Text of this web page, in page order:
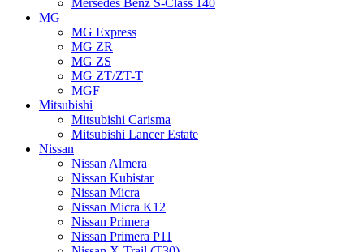
MG
MG Express
MG ZR
MG ZS
MG ZT/ZT-T
MGF
Mitsubishi
Mitsubishi Carisma
Mitsubishi Lancer Estate
Nissan
Nissan Almera
Nissan Kubistar
Nissan Micra
Nissan Micra K12
Nissan Primera
Nissan Primera P11